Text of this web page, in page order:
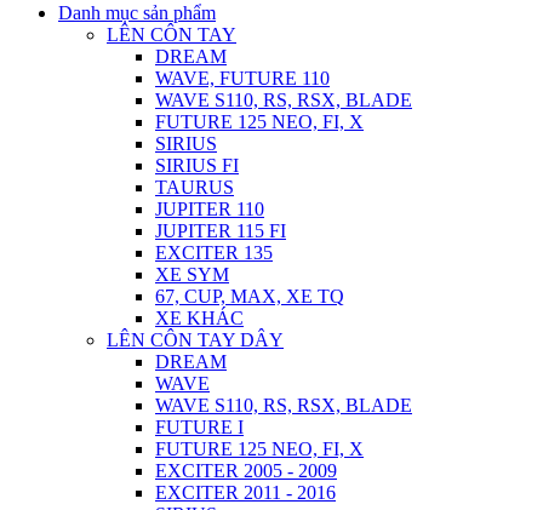
Danh mục sản phẩm
LÊN CÔN TAY
DREAM
WAVE, FUTURE 110
WAVE S110, RS, RSX, BLADE
FUTURE 125 NEO, FI, X
SIRIUS
SIRIUS FI
TAURUS
JUPITER 110
JUPITER 115 FI
EXCITER 135
XE SYM
67, CUP, MAX, XE TQ
XE KHÁC
LÊN CÔN TAY DÂY
DREAM
WAVE
WAVE S110, RS, RSX, BLADE
FUTURE I
FUTURE 125 NEO, FI, X
EXCITER 2005 - 2009
EXCITER 2011 - 2016